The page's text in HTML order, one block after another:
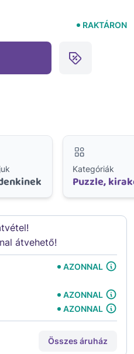
RAKTÁRON
Kategóriák
Puzzle,
átvehető!
AZONNAL
AZONNAL
AZONNAL
Összes áruház